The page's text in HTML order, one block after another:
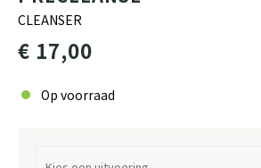
CLEANSER
€ 17,00
Op voorraad